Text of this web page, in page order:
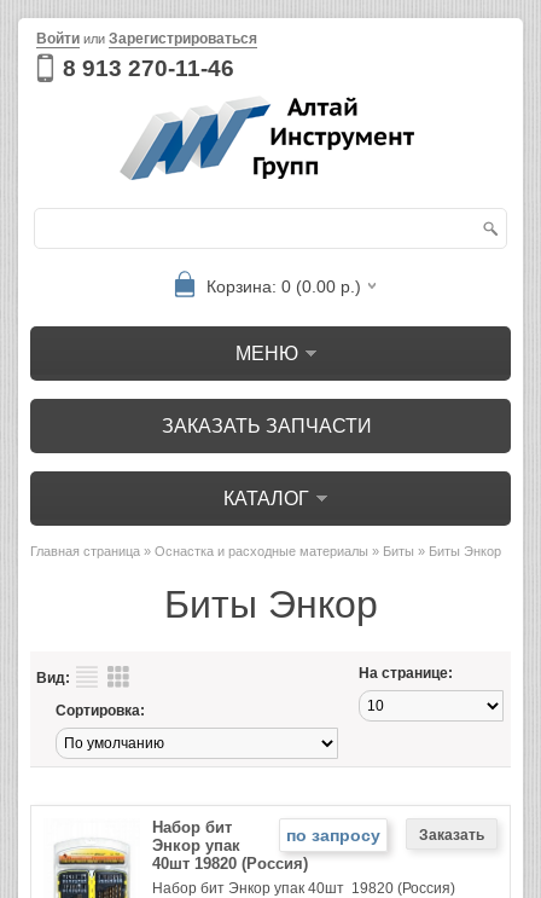
8 913 270-11-46
Войти или Зарегистрироваться
Корзина: 0 (0.00 р.)
МЕНЮ
ЗАКАЗАТЬ ЗАПЧАСТИ
КАТАЛОГ
Главная страница » Оснастка и расходные материалы » Биты » Биты Энкор
Биты Энкор
Вид: На странице:
Сортировка:
по запросу
Набор бит
Энкор упак
40шт 19820 (Россия)
Набор бит Энкор упак 40шт 19820 (Россия)